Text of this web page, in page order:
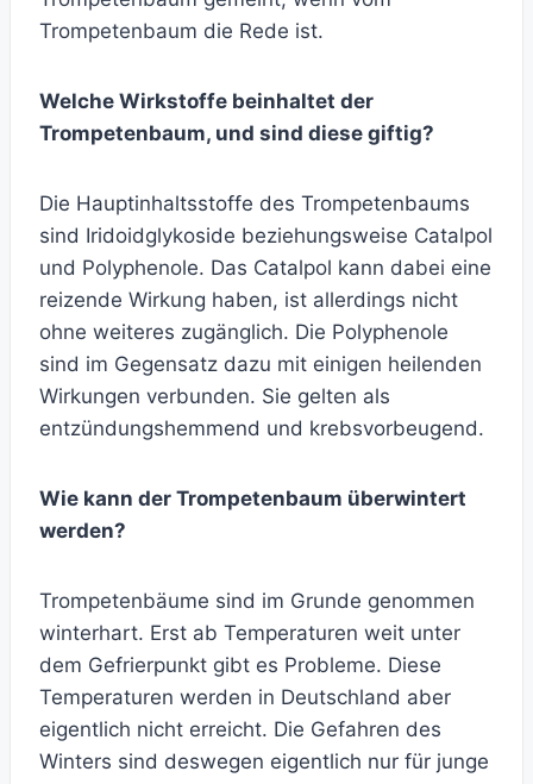
Trompetenbaum die Rede ist.
Welche Wirkstoffe beinhaltet der
Trompetenbaum, und sind diese giftig?
Die Hauptinhaltsstoffe des Trompetenbaums
sind Iridoidglykoside beziehungsweise Catalpol
und Polyphenole. Das Catalpol kann dabei eine
reizende Wirkung haben, ist allerdings nicht
ohne weiteres zugänglich. Die Polyphenole
sind im Gegensatz dazu mit einigen heilenden
Wirkungen verbunden. Sie gelten als
entzündungshemmend und krebsvorbeugend.
Wie kann der Trompetenbaum überwintert
werden?
Trompetenbäume sind im Grunde genommen
winterhart. Erst ab Temperaturen weit unter
dem Gefrierpunkt gibt es Probleme. Diese
Temperaturen werden in Deutschland aber
eigentlich nicht erreicht. Die Gefahren des
Winters sind deswegen eigentlich nur für junge